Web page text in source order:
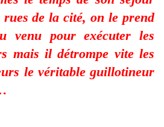
de la cité, on le prend
venu pour exécuter les
mais il détrompe vite les
le véritable guillotineur